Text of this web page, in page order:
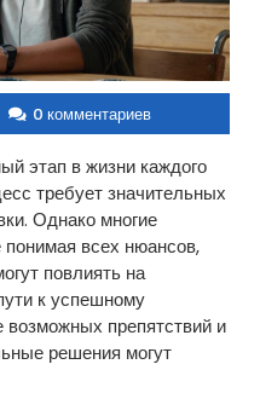
0 комментариев
этап в жизни каждого
требует значительных
Однако многие
всех нюансов,
повлиять на
к успешному
возможных препятствий и
решения могут